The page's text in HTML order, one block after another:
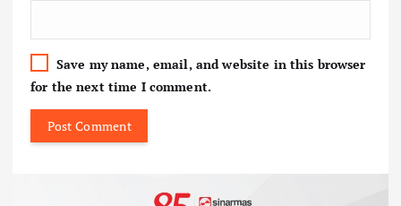
Save my name, email, and website in this browser
for the next time I comment.